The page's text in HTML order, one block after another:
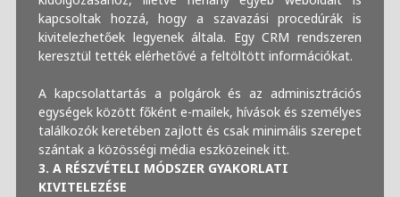
kapcsoltak hozzá, hogy a szavazási procedúrák is
kivitelezhetőek legyenek általa. Egy CRM rendszeren
keresztül tették elérhetővé a feltöltött információkat.
A kapcsolattartás a polgárok és az adminisztrációs
egységek között főként e-mailek, hívások és személyes
találkozók keretében zajlott és csak minimális szerepet
szántak a közösségi média eszközeinek itt.
3. A RÉSZVÉTELI MÓDSZER GYAKORLATI
KIVITELEZÉSE